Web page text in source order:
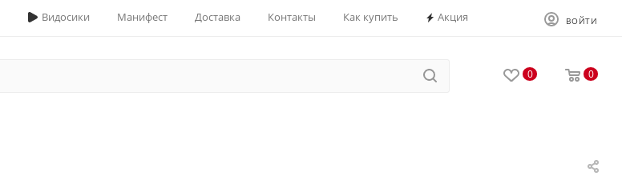
Видосики Манифест Доставка Контакты Как купить Акция ВОЙТИ
0 0